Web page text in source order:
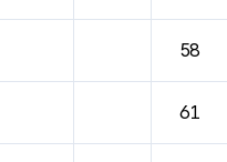
58
61